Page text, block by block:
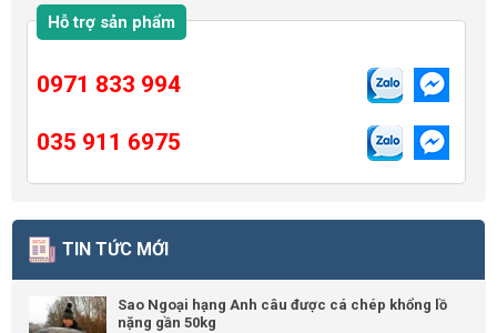
Hỗ trợ sản phẩm
0971 833 994
035 911 6975
TIN TỨC MỚI
Sao Ngoại hạng Anh câu được cá chép khổng lồ
nặng gần 50kg